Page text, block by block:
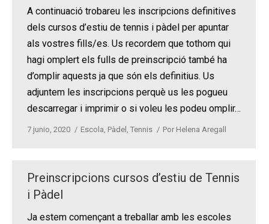
A continuació trobareu les inscripcions definitives
dels cursos d’estiu de tennis i pàdel per apuntar
als vostres fills/es. Us recordem que tothom qui
hagi omplert els fulls de preinscripció també ha
d’omplir aquests ja que són els definitius. Us
adjuntem les inscripcions perquè us les pogueu
descarregar i imprimir o si voleu les podeu omplir…
7 junio, 2020 Escola, Pàdel , Tennis Por Helena Aregall
Preinscripcions cursos d’estiu de Tennis
i Pàdel
Ja estem començant a treballar amb les escoles